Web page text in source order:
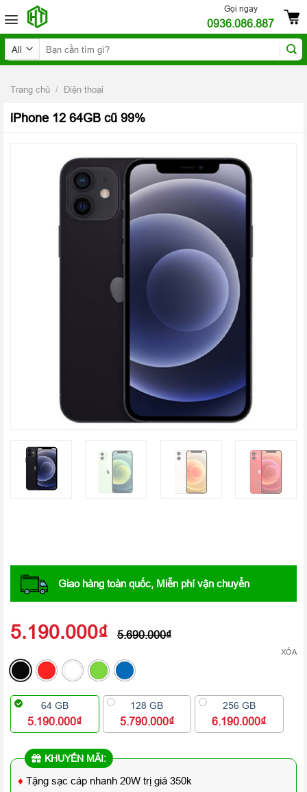
to
content
Gọi ngay
0936.086.887
Tìm
kiếm:
Trang chủ / Điện thoại
iPhone 12 64GB cũ 99%
Giao hàng toàn quốc, Miễn phí vận chuyển
5.190.000₫ 5.690.000₫
XÓA
64 GB
5.190.000₫
128 GB
5.790.000₫
256 GB
6.190.000₫
KHUYẾN MÃI:
♦ Tặng sạc cáp nhanh 20W trị giá 350k